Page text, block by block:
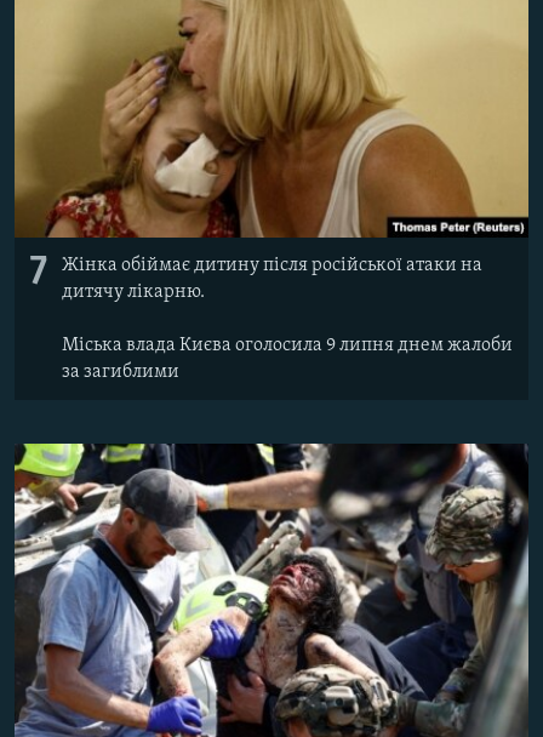
7
Жінка обіймає дитину після російської атаки на
дитячу лікарню.
Міська влада Києва оголосила 9 липня днем жалоби
за загиблими